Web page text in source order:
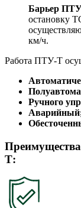
Барьер
остановку
км/ч.
Работа ПТУ-Т
Ручного
Т: